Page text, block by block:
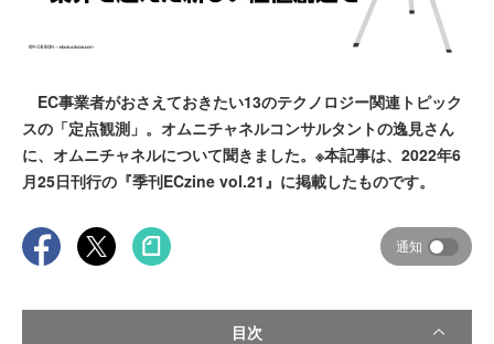
EC事業者がおさえておきたい13のテクノロジー関連トピック
スの「定点観測」。オムニチャネルコンサルタントの逸見さん
に、オムニチャネルについて聞きました。※本記事は、2022年6
月25日刊行の『季刊ECzine vol.21』に掲載したものです。
通知
目次